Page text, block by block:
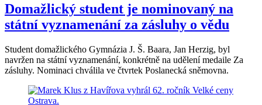
Domažlický student je nominovaný na
státní vyznamenání za zásluhy o vědu
Student domažlického Gymnázia J. Š. Baara, Jan Herzig, byl
navržen na státní vyznamenání, konkrétně na udělení medaile Za
zásluhy. Nominaci chválila ve čtvrtek Poslanecká sněmovna.